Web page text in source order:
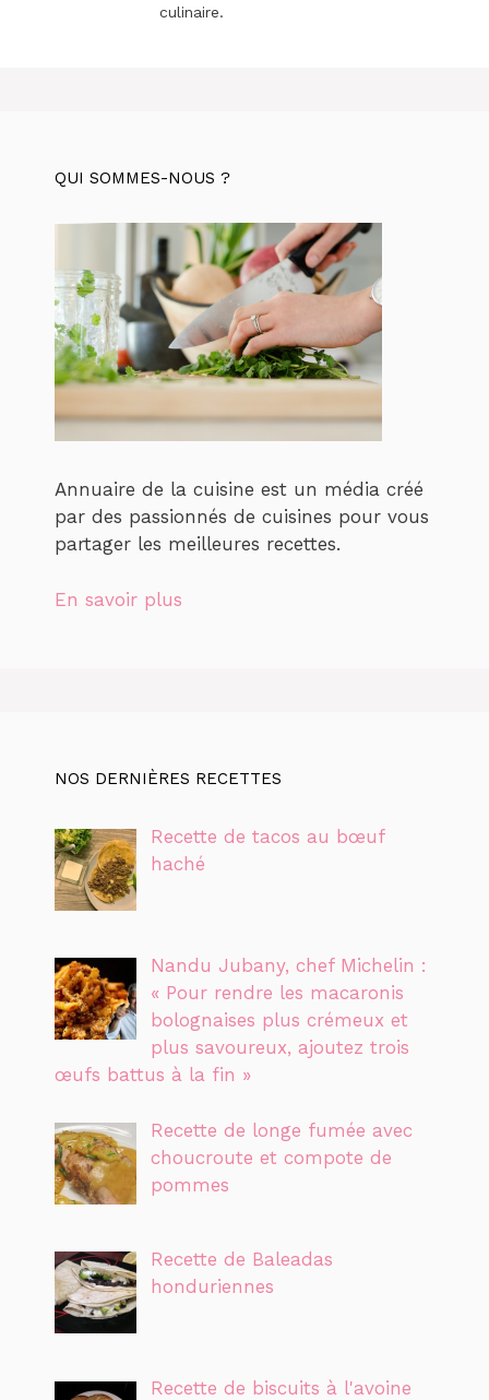
culinaire.
QUI SOMMES-NOUS ?
Annuaire de la cuisine est un média créé
par des passionnés de cuisines pour vous
partager les meilleures recettes.
En savoir plus
NOS DERNIÈRES RECETTES
Recette de tacos au bœuf
haché
Nandu Jubany, chef Michelin :
« Pour rendre les macaronis
bolognaises plus crémeux et
plus savoureux, ajoutez trois
œufs battus à la fin »
Recette de longe fumée avec
choucroute et compote de
pommes
Recette de Baleadas
honduriennes
Recette de biscuits à l'avoine